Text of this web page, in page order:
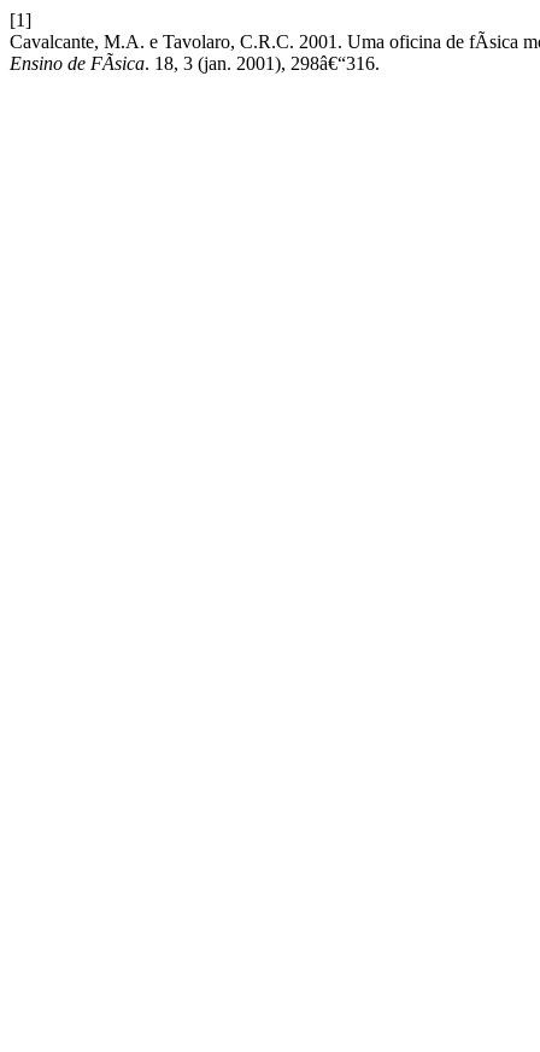
[1]
Cavalcante, M.A. e Tavolaro, C.R.C. 2001. Uma oficina de fÃ­sica
Ensino de FÃ­sica. 18, 3 (jan. 2001), 298â€“316.